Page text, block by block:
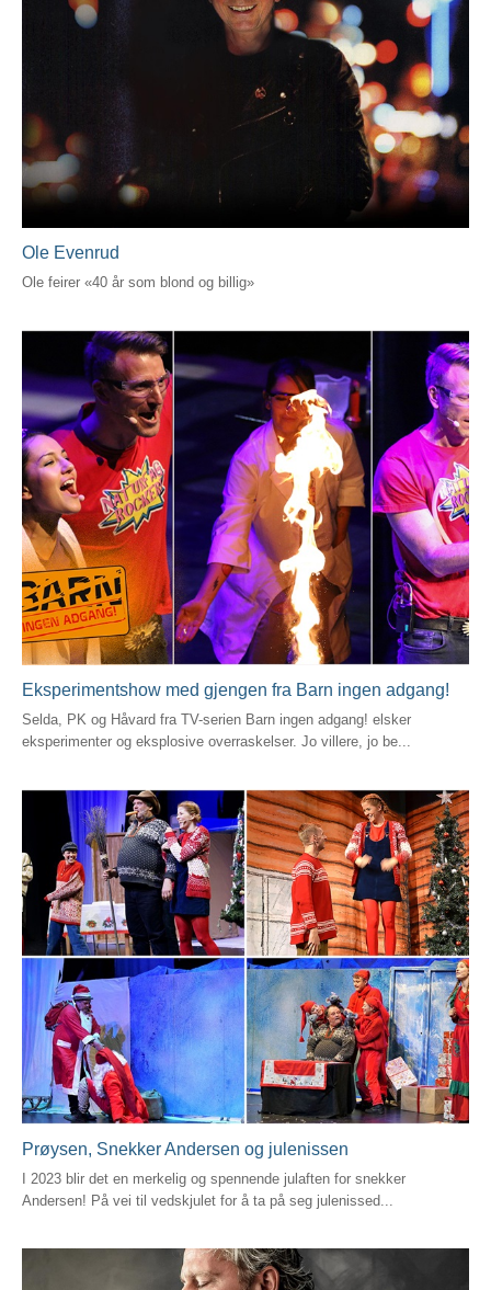
Ole Evenrud
Ole feirer «40 år som blond og billig»
Eksperimentshow med gjengen fra Barn ingen adgang!
Selda, PK og Håvard fra TV-serien Barn ingen adgang! elsker
eksperimenter og eksplosive overraskelser. Jo villere, jo be...
Prøysen, Snekker Andersen og julenissen
I 2023 blir det en merkelig og spennende julaften for snekker
Andersen! På vei til vedskjulet for å ta på seg julenissed...